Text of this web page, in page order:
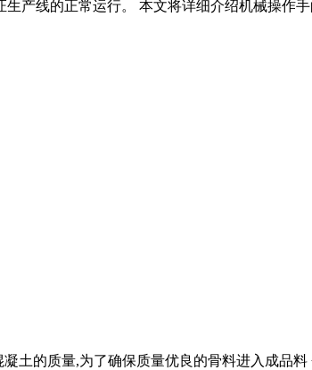
产线的正常运行。 本文将详细介绍机械操作
土的质量,为了确保质量优良的骨料进入成品